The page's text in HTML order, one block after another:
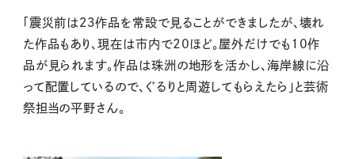
「震災前は２３作品を常設で見ることができましたが、壊れ
た作品もあり、現在は市内で20ほど。屋外だけでも10作
品が見られます。作品は珠洲の地形を活かし、海岸線に沿
って配置しているので、ぐるりと周遊してもらえたら」と芸術
祭担当の平野さん。